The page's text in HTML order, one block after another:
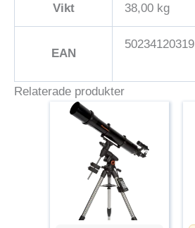
Vikt 38,00 kg
EAN
50234120319
Relaterade produkter